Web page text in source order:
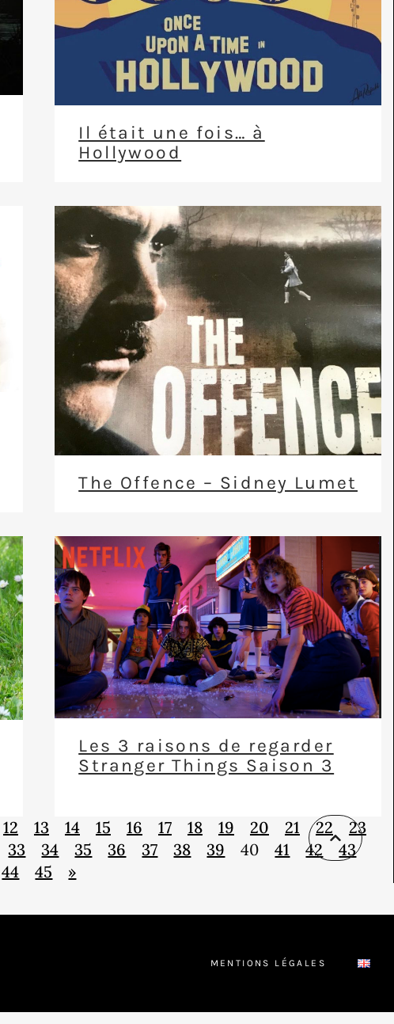
Il était une fois… à
Hollywood
The Offence – Sidney Lumet
Les 3 raisons de regarder
Stranger Things Saison 3
12 13 14 15 16 17 18 19 20 21 22
23
33 34 35 36 37 38 39 40 41 42
43
44
45 »
MENTIONS LÉGALES